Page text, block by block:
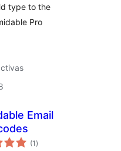
type to the
Pro
Email
(1 total
de
)